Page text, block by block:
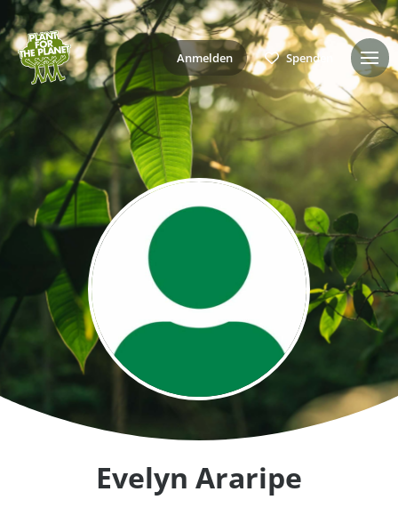
Anmelden Spenden
Evelyn Araripe